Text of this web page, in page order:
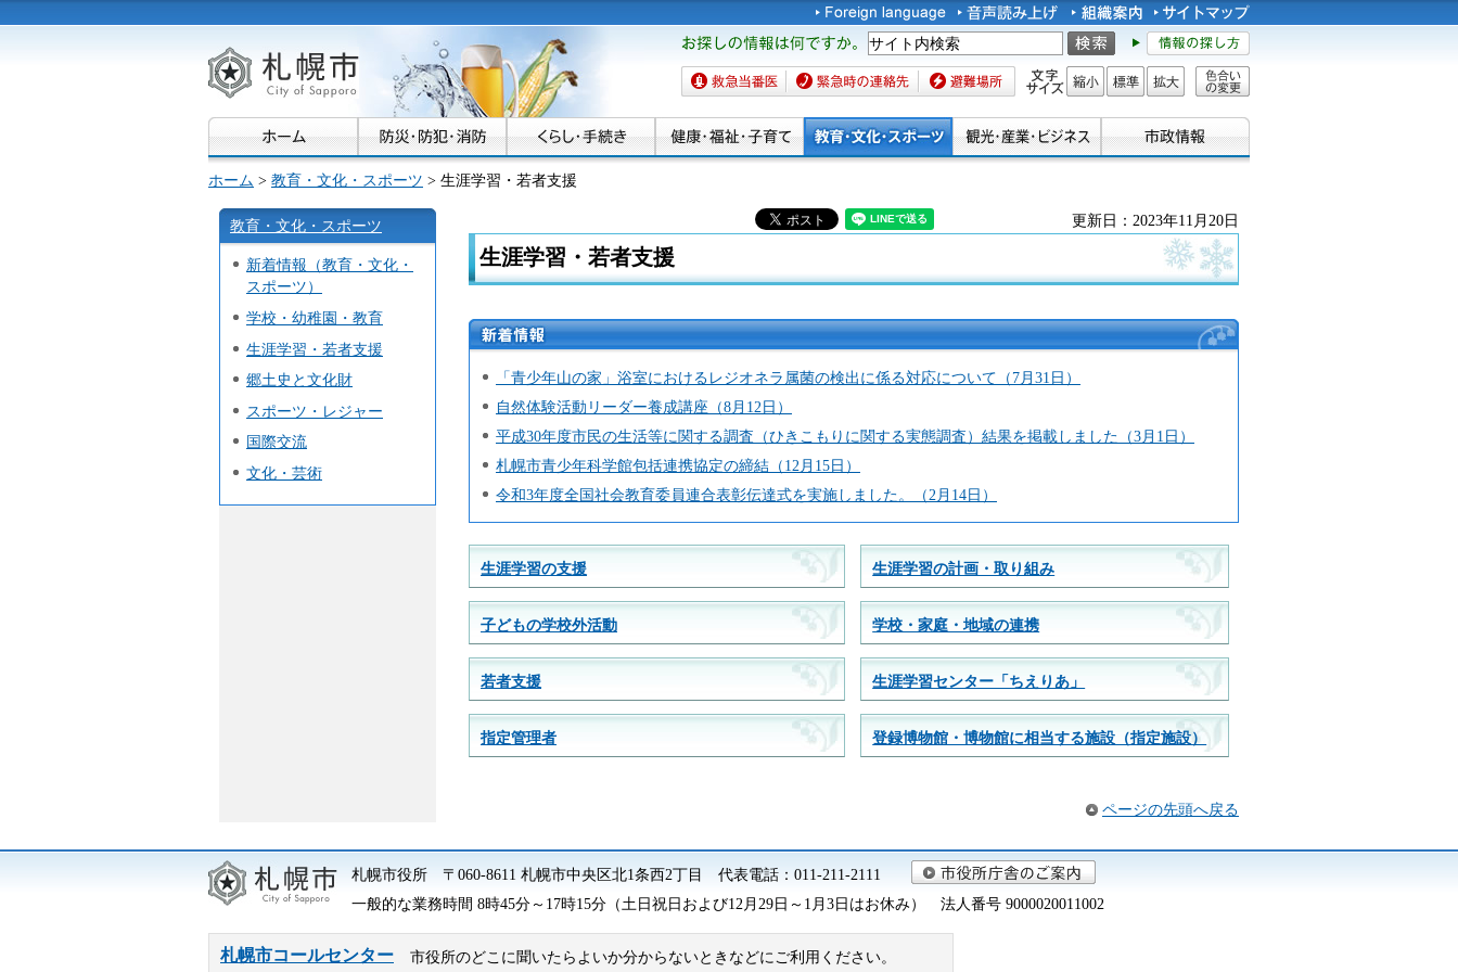
札幌市
お探しの情報は何です
か。
救急当番医 緊急時の連絡先 避難場所 文字サイズ
縮小 標準 拡大
色合い
ホーム > 教育・文化・スポーツ > 生涯学習・若者支援
教育・文化・スポーツ
新着情報（教育・文化・
スポーツ）
学校・幼稚園・教育
生涯学習・若者支援
郷土史と文化財
スポーツ・レジャー
国際交流
文化・芸術
更新日：2023年11月20日
生涯学習・若者支援
「青少年山の家」浴室におけるレジオネラ属菌の検出に係る対応について（7月31日）
自然体験活動リーダー養成講座（8月12日）
平成30年度市民の生活等に関する調査（ひきこもりに関する実態調査）結果を掲載しました（3月1日）
札幌市青少年科学館包括連携協定の締結（12月15日）
令和3年度全国社会教育委員連合表彰伝達式を実施しました。（2月14日）
生涯学習の支援 生涯学習の計画・取り組み
子どもの学校外活動 学校・家庭・地域の連携
若者支援 生涯学習センター「ちえりあ」
指定管理者 登録博物館・博物館に相当する施設（指定施設）
ページの先頭へ戻る
札幌市役所 〒060-8611 札幌市中央区北1条西2丁目 代表電話：011-211-2111
一般的な業務時間 8時45分～17時15分（土日祝日および12月29日～1月3日はお休み） 法人番号 9000020011002
札幌市コールセンター 市役所のどこに聞いたらよいか分からないときなどにご利用ください。